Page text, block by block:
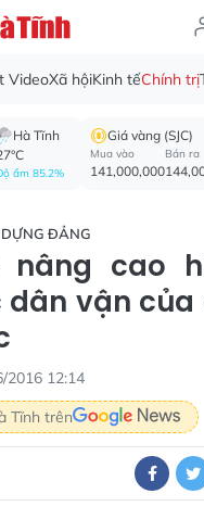
VideoXã hộiKinh tếChính trị
Hà Tĩnh
ẩm 85.2%
Giá vàng (SJC)
Mua vào
141,000,000
Bán ra
ĐẢNG
nâng cao
vận của
2016 12:14
Tĩnh trên